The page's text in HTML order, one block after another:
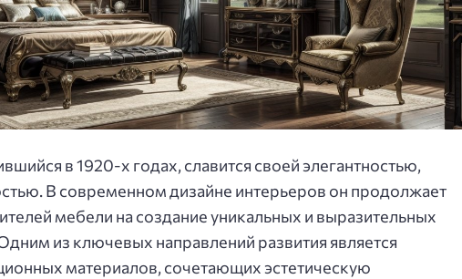
в 1920-х годах, славится своей элегантностью,
В современном дизайне интерьеров он продолжает
мебели на создание уникальных и выразительных
из ключевых направлений развития является
материалов, сочетающих эстетическую